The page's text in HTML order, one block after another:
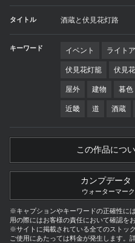
タイトル 酒蔵と伏見花灯路
キーワード イベント ライト
伏見花灯籠 伏見
屋外 建物 暮色
近畿 道 酒蔵
この作品につ
カンプデータ
ウォーターマー
※キャプションやキーワードの正確性に
用の際にはお客様の責任において確認を
※サイトに掲載されている全てのストッ
ご使用にあたっては料金が発生します。